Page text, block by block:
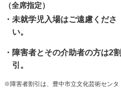
（全席指定）
・未就学児入場はご遠慮くださ
い。
・障害者とその介助者の方は2割
引。
※障害者割引は、豊中市立文化芸術センタ